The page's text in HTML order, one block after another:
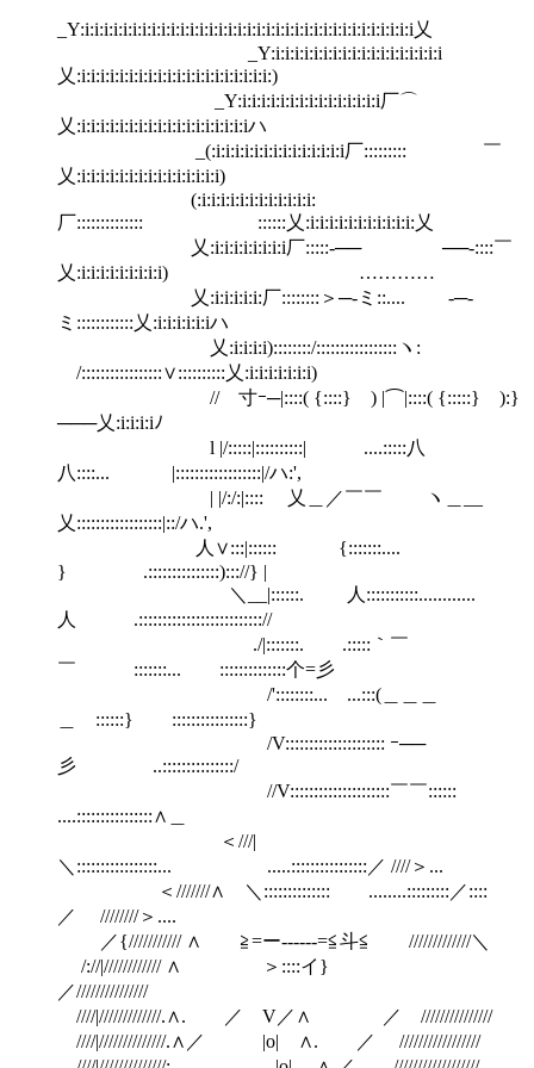
_Y:i:i:i:i:i:i:i:i:i:i:i:i:i:i:i:i:i:i:i:i:i:i:i:i:i:i:i:i:i:i:i:i:i:i:i乂
_Y:i:i:i:i:i:i:i:i:i:i:i:i:i:i:i:i:i:i
乂:i:i:i:i:i:i:i:i:i:i:i:i:i:i:i:i:i:i:i:i:)
_Y:i:i:i:i:i:i:i:i:i:i:i:i:i:i:i厂⌒
乂:i:i:i:i:i:i:i:i:i:i:i:i:i:i:i:i:i:iハ
_(:i:i:i:i:i:i:i:i:i:i:i:i:i:i厂::::::::: ￣
乂:i:i:i:i:i:i:i:i:i:i:i:i:i:i:i)
(:i:i:i:i:i:i:i:i:i:i:i:i:
厂:::::::::::::: ::::::乂:i:i:i:i:i:i:i:i:i:i:i:乂
乂:i:i:i:i:i:i:i:i厂:::::-── ──-::::￣
乂:i:i:i:i:i:i:i:i:i) …………
乂:i:i:i:i:i:厂::::::::＞─-ミ::.... -─-
ミ::::::::::::乂:i:i:i:i:i:iハ
乂:i:i:i:i)::::::::/:::::::::::::::::ヽ:
/:::::::::::::::::∨::::::::::乂:i:i:i:i:i:i:i)
// 寸ｰ─|::::( {::::} ) |⌒|::::( {:::::} ):}
───乂:i:i:i:iﾉ
l |/:::::|::::::::::| ....:::::八
八::::... |::::::::::::::::::|/ハ:',
| |/:/:|:::: 乂＿／￣￣ ヽ＿__
乂::::::::::::::::::|::/ハ.',
人∨:::|:::::: {:::::::....
} .:::::::::::::::)::://} |
＼__|::::::. 人:::::::::::............
人 .:::::::::::::::::::::::::://
./|:::::::. .:::::｀￣
￣ :::::::... ::::::::::::::个=彡
/'::::::::... ...:::(＿＿＿
＿ ::::::} ::::::::::::::::}
/V::::::::::::::::::::: ｰ──
彡 ..:::::::::::::::/
//V:::::::::::::::::::::￣￣::::::
....::::::::::::::::∧＿
＜///|
＼:::::::::::::::::... .....::::::::::::::::／ ////＞...
＜///////∧ ＼:::::::::::::: ........:::::::::／::::
／ ////////＞....
／{/////////// ∧ ≧=ー-----‐=≦斗≦ /////////////＼
/://|//////////// ∧ ＞::::イ}
／///////////////
////|/////////////.∧. ／ V／∧ ／ ///////////////
////|//////////////.∧／ |o| ∧. ／ /////////////////